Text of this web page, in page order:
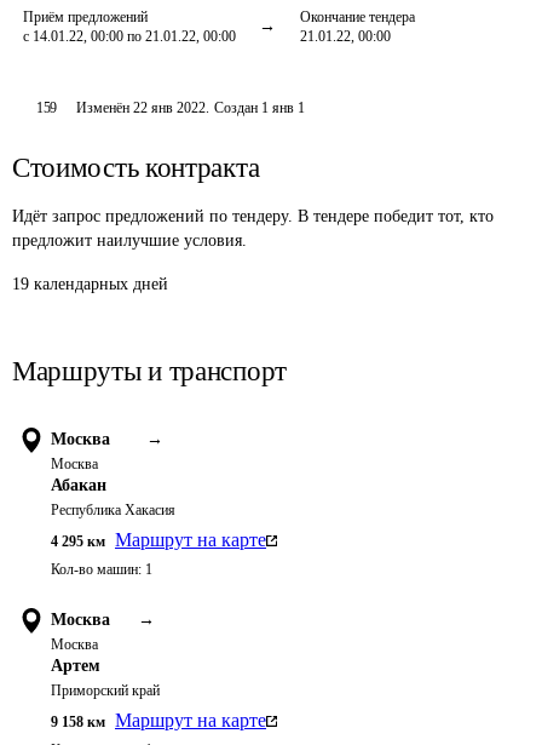
Приём предложений
с 14.01.22, 00:00 по 21.01.22, 00:00
Окончание тендера
21.01.22, 00:00
159 Изменён22 янв 2022. Создан 1 янв 1
Стоимость контракта
Идёт запрос предложений по тендеру. В тендере победит тот, кто
предложит наилучшие условия.
19 календарных дней
Маршруты и транспорт
Москва →
Москва
Абакан
Республика Хакасия
4 295 км Маршрут на карте
Кол-во машин: 1
Москва →
Москва
Артем
Приморский край
9 158 км Маршрут на карте